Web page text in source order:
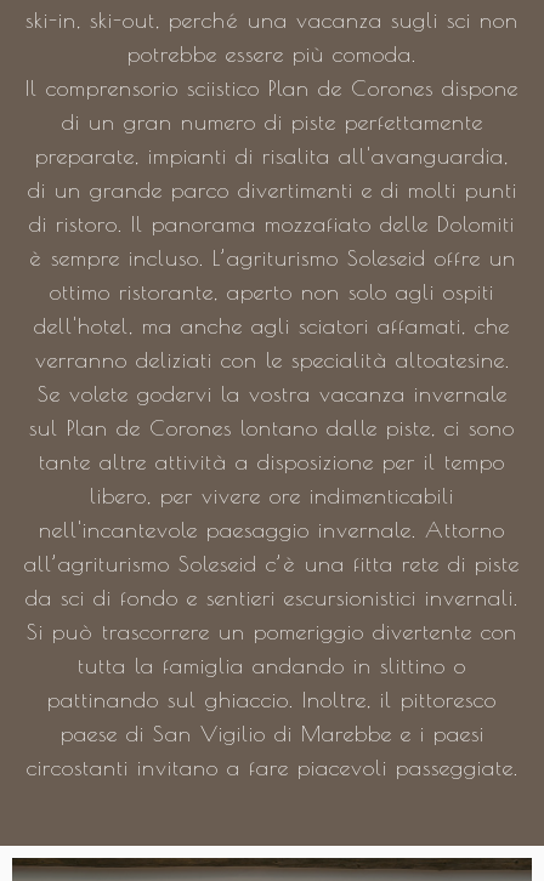
ski-in, ski-out, perché una vacanza sugli sci non
potrebbe essere più comoda.
Il comprensorio sciistico Plan de Corones dispone
di un gran numero di piste perfettamente
preparate, impianti di risalita all'avanguardia,
di un grande parco divertimenti e di molti punti
di ristoro. Il panorama mozzafiato delle Dolomiti
è sempre incluso. L’agriturismo Soleseid offre un
ottimo ristorante, aperto non solo agli ospiti
dell'hotel, ma anche agli sciatori affamati, che
verranno deliziati con le specialità altoatesine.
Se volete godervi la vostra vacanza invernale
sul Plan de Corones lontano dalle piste, ci sono
tante altre attività a disposizione per il tempo
libero, per vivere ore indimenticabili
nell'incantevole paesaggio invernale. Attorno
all’agriturismo Soleseid c’è una fitta rete di piste
da sci di fondo e sentieri escursionistici invernali.
Si può trascorrere un pomeriggio divertente con
tutta la famiglia andando in slittino o
pattinando sul ghiaccio. Inoltre, il pittoresco
paese di San Vigilio di Marebbe e i paesi
circostanti invitano a fare piacevoli passeggiate.